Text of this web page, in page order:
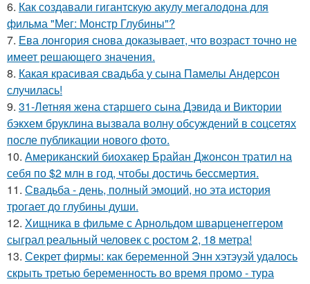
6. Как создавали гигантскую акулу мегалодона для
фильма "Мег: Монстр Глубины"?
7. Ева лонгория снова доказывает, что возраст точно не
имеет решающего значения.
8. Какая красивая свадьба у сына Памелы Андерсон
случилась!
9. 31-Летняя жена старшего сына Дэвида и Виктории
бэкхем бруклина вызвала волну обсуждений в соцсетях
после публикации нового фото.
10. Американский биохакер Брайан Джонсон тратил на
себя по $2 млн в год, чтобы достичь бессмертия.
11. Свадьба - день, полный эмоций, но эта история
трогает до глубины души.
12. Хищника в фильме с Арнольдом шварценеггером
сыграл реальный человек с ростом 2, 18 метра!
13. Секрет фирмы: как беременной Энн хэтэуэй удалось
скрыть третью беременность во время промо - тура